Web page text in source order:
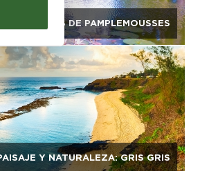
JARDINES DE PAMPLEMOUSSES
Y NATURALEZA: GRIS GRIS